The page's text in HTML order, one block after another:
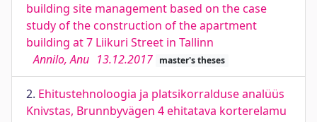
building site management based on the case
study of the construction of the apartment
building at 7 Liikuri Street in Tallinn
Annilo, Anu 13.12.2017 master's theses
2. Ehitustehnoloogia ja platsikorralduse analüüs
Knivstas, Brunnbyvägen 4 ehitatava korterelamu